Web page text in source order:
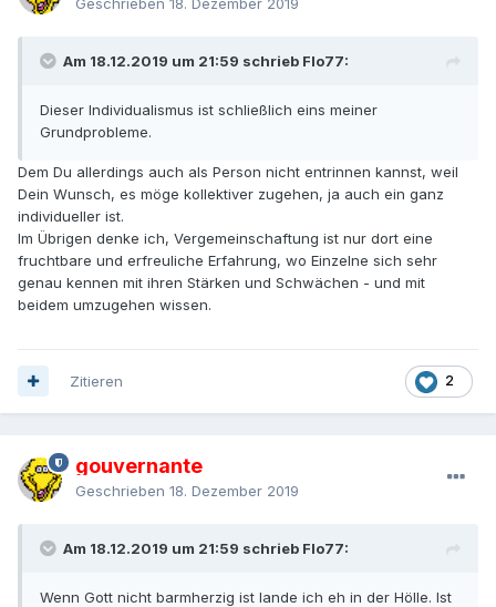
Am 18.12.2019 um 21:59 schrieb Flo77:
Dieser Individualismus ist schließlich eins meiner
Grundprobleme.
Dem Du allerdings auch als Person nicht entrinnen kannst, weil
Dein Wunsch, es möge kollektiver zugehen, ja auch ein ganz
individueller ist.
Im Übrigen denke ich, Vergemeinschaftung ist nur dort eine
fruchtbare und erfreuliche Erfahrung, wo Einzelne sich sehr
genau kennen mit ihren Stärken und Schwächen - und mit
beidem umzugehen wissen.
2
Zitieren
gouvernante
Geschrieben 18. Dezember 2019
Am 18.12.2019 um 21:59 schrieb Flo77:
Wenn Gott nicht barmherzig ist lande ich eh in der Hölle. Ist